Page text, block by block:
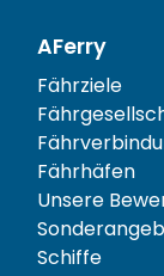
AFerry
Fährziele
Fährhäfen
Unsere
Schiffe